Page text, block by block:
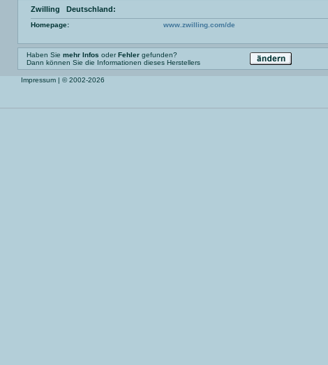
Zwilling Deutschland:
Homepage: www.zwilling.com/de
Haben Sie mehr Infos oderFehler gefunden?
Dann können Sie die Informationen dieses Herstellers
Impressum | © 2002-2026